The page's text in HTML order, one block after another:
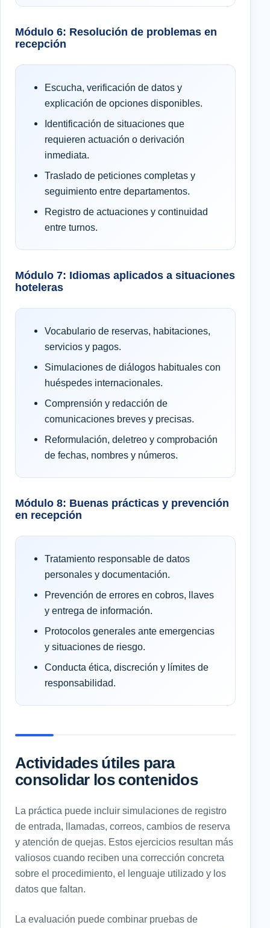
Módulo 6: Resolución de problemas en
recepción
Escucha, verificación de datos y
explicación de opciones disponibles.
Identificación de situaciones que
requieren actuación o derivación
inmediata.
Traslado de peticiones completas y
seguimiento entre departamentos.
Registro de actuaciones y continuidad
entre turnos.
Módulo 7: Idiomas aplicados a situaciones
hoteleras
Vocabulario de reservas, habitaciones,
servicios y pagos.
Simulaciones de diálogos habituales con
huéspedes internacionales.
Comprensión y redacción de
comunicaciones breves y precisas.
Reformulación, deletreo y comprobación
de fechas, nombres y números.
Módulo 8: Buenas prácticas y prevención
en recepción
Tratamiento responsable de datos
personales y documentación.
Prevención de errores en cobros, llaves
y entrega de información.
Protocolos generales ante emergencias
y situaciones de riesgo.
Conducta ética, discreción y límites de
responsabilidad.
Actividades útiles para
consolidar los contenidos
La práctica puede incluir simulaciones de registro
de entrada, llamadas, correos, cambios de reserva
y atención de quejas. Estos ejercicios resultan más
valiosos cuando reciben una corrección concreta
sobre el procedimiento, el lenguaje utilizado y los
datos que faltan.
La evaluación puede combinar pruebas de